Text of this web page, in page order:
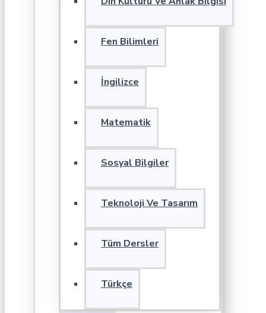
Fen Bilimleri
İngilizce
Matematik
Sosyal Bilgiler
Teknoloji Ve Tasarım
Tüm Dersler
Türkçe